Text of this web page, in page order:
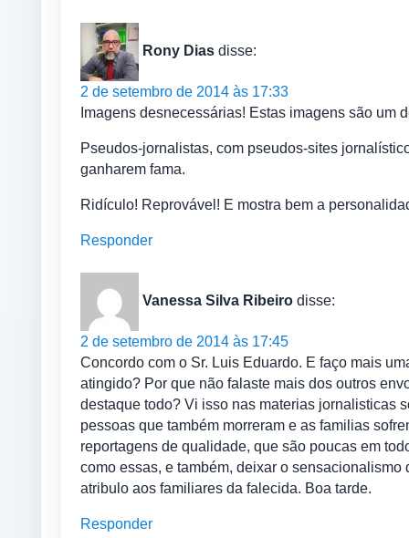
Rony Dias disse:
2 de setembro de 2014 às 17:33
Imagens desnecessárias! Estas imagens são um
Pseudos-jornalistas, com pseudos-sites
ganharem fama.
Ridículo! Reprovável! E mostra bem a
Responder
Vanessa Silva Ribeiro disse:
2 de setembro de 2014 às 17:45
Concordo com o Sr. Luis Eduardo. E faço mais
atingido? Por que não falaste mais dos outros
destaque todo? Vi isso nas materias jornalisticas
pessoas que também morreram e as familias
reportagens de qualidade, que são poucas em
como essas, e também, deixar o
atribulo aos familiares da falecida. Boa tarde.
Responder